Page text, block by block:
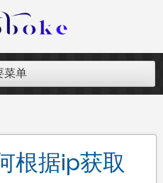
独立站开发遇到的点点
菜单
根据ip获取